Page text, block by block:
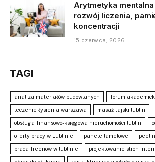
Arytmetyka
rozwój liczenia,
koncentracji
15 czerwca, 2026
TAGI
analiza materiałów budowlanych forum
leczenie łysienia warszawa masaż tajski lublin
obsługa finansowo-księgowa nieruchomości lublin
oferty pracy w Lublinie panele lamelowe
praca freenow w lublinie projektowanie stron